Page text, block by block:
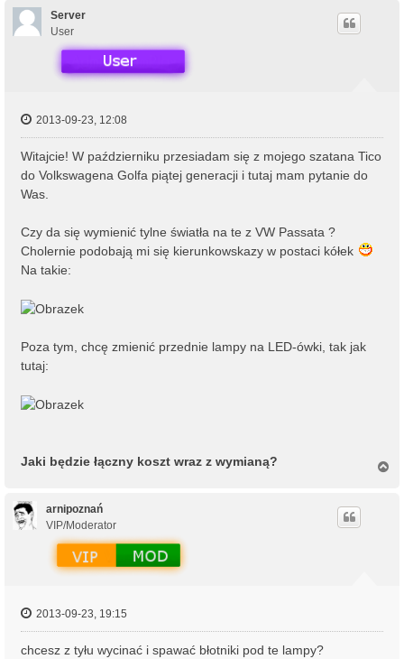
Server
User
2013-09-23, 12:08
Witajcie! W październiku przesiadam się z mojego szatana Tico
do Volkswagena Golfa piątej generacji i tutaj mam pytanie do
Was.
Czy da się wymienić tylne światła na te z VW Passata ?
Cholernie podobają mi się kierunkowskazy w postaci kółek
Na takie:
Poza tym, chcę zmienić przednie lampy na LED-ówki, tak jak
tutaj:
Jaki będzie łączny koszt wraz z wymianą?
arnipoznań
VIP/Moderator
2013-09-23, 19:15
chcesz z tyłu wycinać i spawać błotniki pod te lampy?